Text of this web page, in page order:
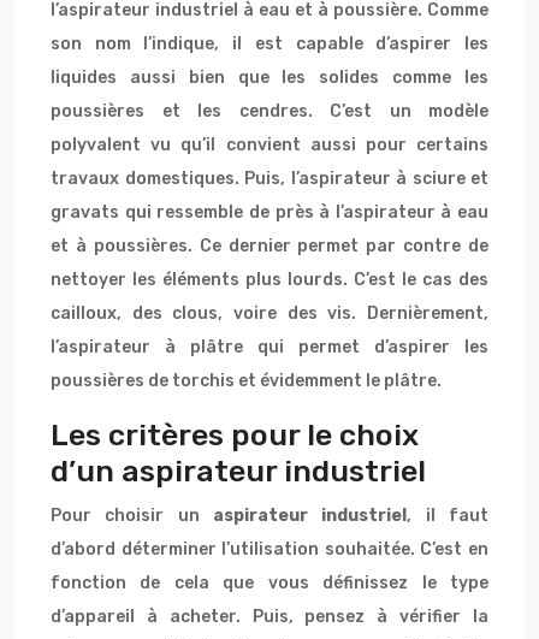
l’aspirateur industriel à eau et à poussière. Comme
son nom l’indique, il est capable d’aspirer les
liquides aussi bien que les solides comme les
poussières et les cendres. C’est un modèle
polyvalent vu qu’il convient aussi pour certains
travaux domestiques. Puis, l’aspirateur à sciure et
gravats qui ressemble de près à l’aspirateur à eau
et à poussières. Ce dernier permet par contre de
nettoyer les éléments plus lourds. C’est le cas des
cailloux, des clous, voire des vis. Dernièrement,
l’aspirateur à plâtre qui permet d’aspirer les
poussières de torchis et évidemment le plâtre.
Les critères pour le choix
d’un aspirateur industriel
Pour choisir un aspirateur industriel, il faut
d’abord déterminer l’utilisation souhaitée. C’est en
fonction de cela que vous définissez le type
d’appareil à acheter. Puis, pensez à vérifier la